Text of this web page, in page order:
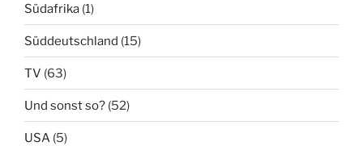
Südafrika (1)
Süddeutschland (15)
TV (63)
Und sonst so? (52)
USA (5)